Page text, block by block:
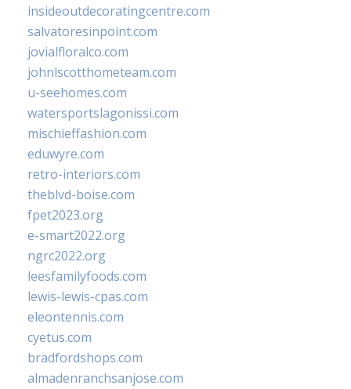
insideoutdecoratingcentre.com
salvatoresinpoint.com
jovialfloralco.com
johnlscotthometeam.com
u-seehomes.com
watersportslagonissi.com
mischieffashion.com
eduwyre.com
retro-interiors.com
theblvd-boise.com
fpet2023.org
e-smart2022.org
ngrc2022.org
leesfamilyfoods.com
lewis-lewis-cpas.com
eleontennis.com
cyetus.com
bradfordshops.com
almadenranchsanjose.com